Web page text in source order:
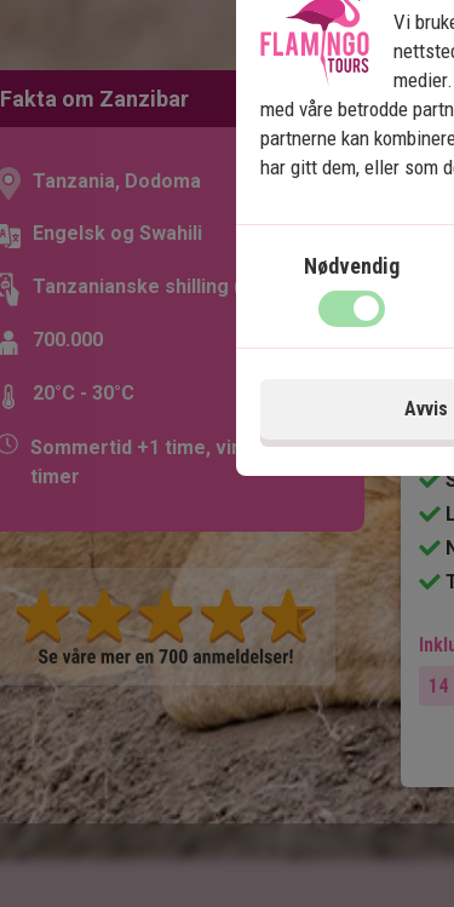
Fakta om Zanzibar
Tanzania, Dodoma
Engelsk og Swahili
Tanzanianske shilling (TZS)
700.000
20°C - 30°C
Sommertid +1 time, vintertid +2
timer
14
Vi
med våre betrodde
partnerne kan
har gitt dem, eller som
Nødvendig
Avvis